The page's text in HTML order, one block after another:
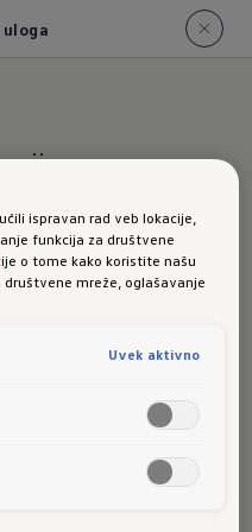
se ugodno
na odredište -
aplikacijom
Pomoću
razne wellness
ili postupka punjenja.
s inteligentnim
ispravan rad veb lokacije,
funkcija za društvene
o tome kako koristite našu
mreže, oglašavanje
Uvek aktivno